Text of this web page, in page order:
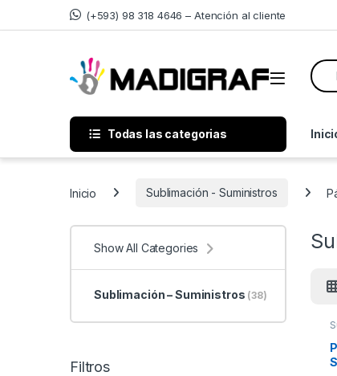
Skip to navigation
Skip to content (+593) 98 318 4646 – Atención al cliente
Todas las categorias
Inicio Sublimación - Suministros
Show All Categories
Sublimación – Suministros (38)
Filtros